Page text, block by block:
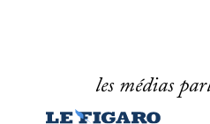
les médias